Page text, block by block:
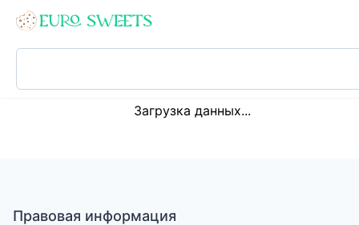
Loading...
Загрузка данных...
Правовая информация